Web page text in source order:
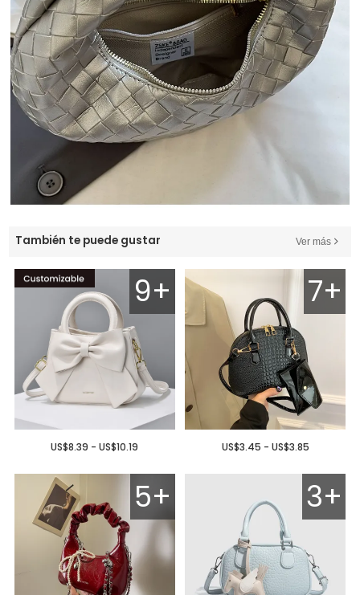
También te puede gustar Ver más
9+
US$8.39 - US$10.19
7+
US$3.45 - US$3.85
5+ 3+